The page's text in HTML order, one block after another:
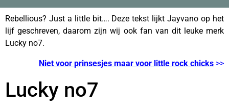
Rebellious? Just a little bit…. Deze tekst lijkt Jayvano op het
lijf geschreven, daarom zijn wij ook fan van dit leuke merk
Lucky no7.
Niet voor prinsesjes maar voor little rock chicks >>
Lucky no7